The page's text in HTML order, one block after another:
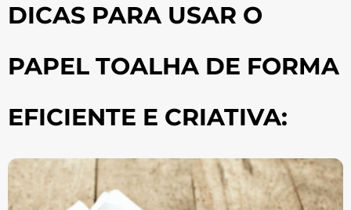
DICAS PARA USAR O
PAPEL TOALHA DE FORMA
EFICIENTE E CRIATIVA: